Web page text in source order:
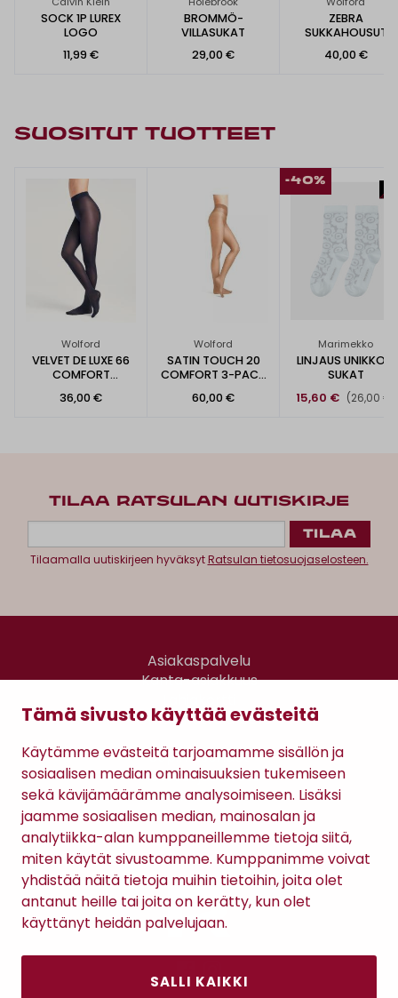
Tämä sivusto käyttää evästeitä
Käytämme evästeitä tarjoamamme sisällön ja
sosiaalisen median ominaisuuksien tukemiseen
sekä kävijämäärämme analysoimiseen. Lisäksi
jaamme sosiaalisen median, mainosalan ja
analytiikka-alan kumppaneillemme tietoja siitä,
miten käytät sivustoamme. Kumppanimme voivat
yhdistää näitä tietoja muihin tietoihin, joita olet
antanut heille tai joita on kerätty, kun olet
käyttänyt heidän palvelujaan.
SALLI KAIKKI
SOCK 1P LUREX
LOGO
11,99 €
BROMMÖ-
VILLASUKAT
29,00 €
ZEBRA
SUKKAHOUSUT
40,00 €
SUOSITUT TUOTTEET
Wolford
VELVET DE LUXE 66
COMFORT
36,00 €
Wolford
SATIN TOUCH 20
COMFORT 3-PACK
60,00 €
-40%
Marimekko
LINJAUS UNIKKO -
SUKAT
15,60 € (26,00 €)
TILAA RATSULAN UUTISKIRJE
Tilaamalla uutiskirjeen hyväksytRatsulan tietosuojaselosteen.
Asiakaspalvelu
Kanta-asiakkuus
Gomee Ratsula Café
Sopimusehdot
Tietosuojaseloste
Maksutavat